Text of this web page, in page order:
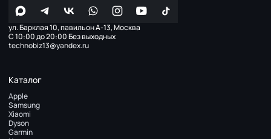
ул. Барклая 10, павильон А-13, Москва
С 10:00 до 20:00 Без выходных
technobiz13@yandex.ru
Каталог
Apple
Samsung
Xiaomi
Dyson
Garmin